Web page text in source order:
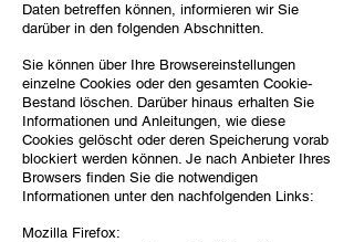
Daten betreffen können, informieren wir Sie
darüber in den folgenden Abschnitten.
Sie können über Ihre Browsereinstellungen
einzelne Cookies oder den gesamten Cookie-
Bestand löschen. Darüber hinaus erhalten Sie
Informationen und Anleitungen, wie diese
Cookies gelöscht oder deren Speicherung vorab
blockiert werden können. Je nach Anbieter Ihres
Browsers finden Sie die notwendigen
Informationen unter den nachfolgenden Links:
Mozilla Firefox: